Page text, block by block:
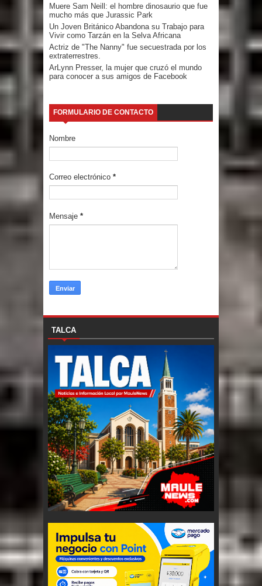
Muere Sam Neill: el hombre dinosaurio que fue
mucho más que Jurassic Park
Un Joven Británico Abandona su Trabajo para
Vivir como Tarzán en la Selva Africana
Actriz de "The Nanny" fue secuestrada por los
extraterrestres.
ArLynn Presser, la mujer que cruzó el mundo
para conocer a sus amigos de Facebook
FORMULARIO DE CONTACTO
Nombre
Correo electrónico *
Mensaje *
TALCA